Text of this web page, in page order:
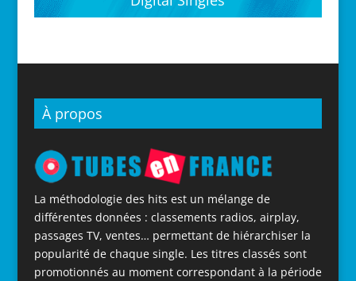
À propos
La méthodologie des hits est un mélange de
différentes données : classements radios, airplay,
passages TV, ventes… permettant de hiérarchiser la
popularité de chaque single. Les titres classés sont
promotionnés au moment correspondant à la période